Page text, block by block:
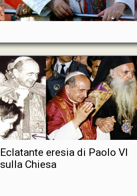
Eclatante eresia di Paolo VI
sulla Chiesa